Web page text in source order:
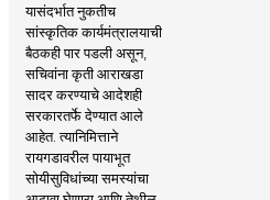
यासंदर्भात नुकतीच
सांस्कृतिक कार्यमंत्रालयाची
बैठकही पार पडली असून,
सचिवांना कृती आराखडा
सादर करण्याचे आदेशही
सरकारतर्फे देण्यात आले
आहेत. त्यानिमित्ताने
रायगडावरील पायाभूत
सोयीसुविधांच्या समस्यांचा